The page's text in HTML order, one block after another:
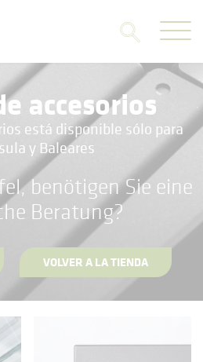
accesorios
está disponible sólo para
y Baleares
benötigen Sie eine
Beratung?
VOLVER A LA TIENDA